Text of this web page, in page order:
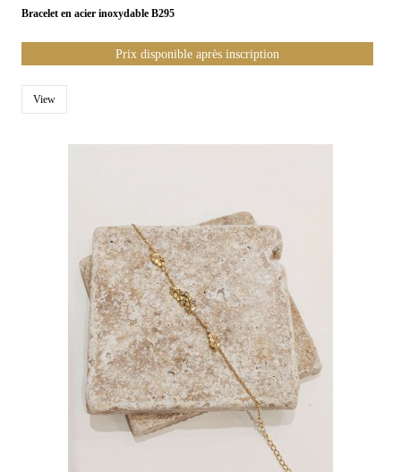
Bracelet en acier inoxydable B295
Prix disponible après inscription
View